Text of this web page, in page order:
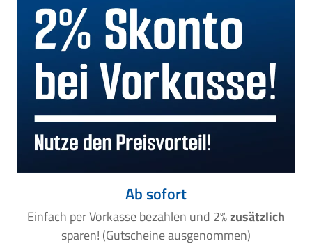
Ab sofort
Einfach per Vorkasse bezahlen und 2%zusätzlich
sparen! (Gutscheine ausgenommen)